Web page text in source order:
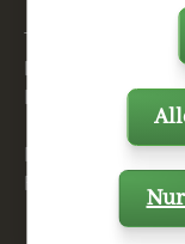
T
F
+49 2623 887
E
info@spang.de
Mo. - Do. 07:15
Fr. bis 14:00 Uhr